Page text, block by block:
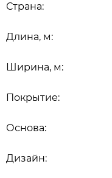
Длина, м:
Ширина, м:
Дизайн:
Основа:
Покрытие:
Страна: